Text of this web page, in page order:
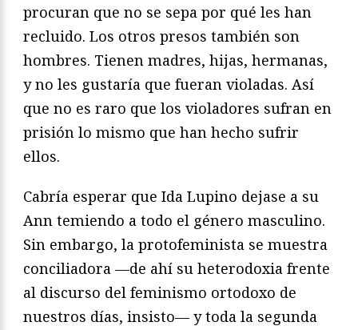
procuran que no se sepa por qué les han
recluido. Los otros presos también son
hombres. Tienen madres, hijas, hermanas,
y no les gustaría que fueran violadas. Así
que no es raro que los violadores sufran en
prisión lo mismo que han hecho sufrir
ellos.
Cabría esperar que Ida Lupino dejase a su
Ann temiendo a todo el género masculino.
Sin embargo, la protofeminista se muestra
conciliadora —de ahí su heterodoxia frente
al discurso del feminismo ortodoxo de
nuestros días, insisto— y toda la segunda